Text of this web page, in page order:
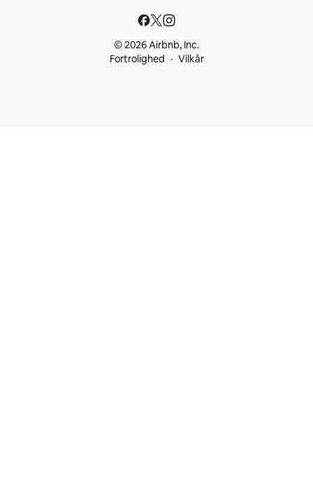
© 2026 Airbnb, Inc.
Fortrolighed
Vilkår